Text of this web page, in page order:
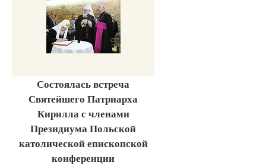
Состоялась встреча
Святейшего Патриарха
Кирилла с членами
Президиума Польской
католической епископской
конференции